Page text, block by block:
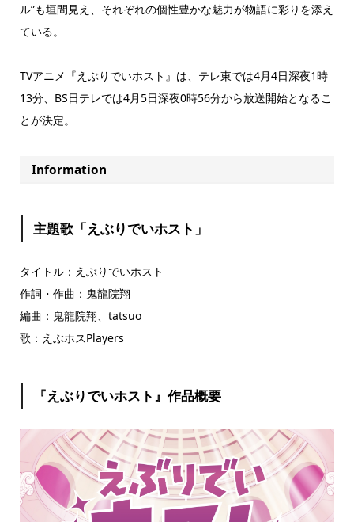
ル”も垣間見え、それぞれの個性豊かな魅力が物語に彩りを添え
ている。
TVアニメ『えぶりでいホスト』は、テレ東では4月4日深夜1時
13分、BS日テレでは4月5日深夜0時56分から放送開始となるこ
とが決定。
Information
主題歌「えぶりでいホスト」
タイトル：えぶりでいホスト
作詞・作曲：鬼龍院翔
編曲：鬼龍院翔、tatsuo
歌：えぶホスPlayers
『えぶりでいホスト』作品概要